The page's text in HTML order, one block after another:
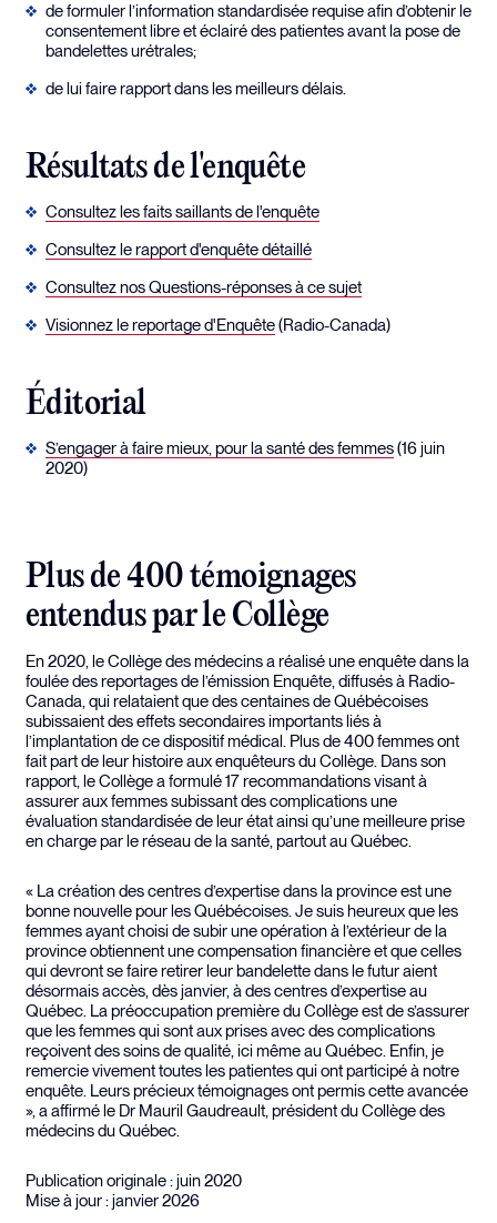
de formuler l’information standardisée requise afin d’obtenir le
consentement libre et éclairé des patientes avant la pose de
bandelettes urétrales;
de lui faire rapport dans les meilleurs délais.
Résultats de l'enquête
Consultez les faits saillants de l'enquête
Consultez le rapport d'enquête détaillé
Consultez nos Questions-réponses à ce sujet
Visionnez le reportage d'Enquête(Radio-Canada)
Éditorial
S’engager à faire mieux, pour la santé des femmes(16 juin
2020)
Plus de 400 témoignages
entendus par le Collège
En 2020, le Collège des médecins a réalisé une enquête dans la
foulée des reportages de l’émission Enquête, diffusés à Radio-
Canada, qui relataient que des centaines de Québécoises
subissaient des effets secondaires importants liés à
l’implantation de ce dispositif médical. Plus de 400 femmes ont
fait part de leur histoire aux enquêteurs du Collège. Dans son
rapport, le Collège a formulé 17 recommandations visant à
assurer aux femmes subissant des complications une
évaluation standardisée de leur état ainsi qu’une meilleure prise
en charge par le réseau de la santé, partout au Québec.
« La création des centres d’expertise dans la province est une
bonne nouvelle pour les Québécoises. Je suis heureux que les
femmes ayant choisi de subir une opération à l’extérieur de la
province obtiennent une compensation financière et que celles
qui devront se faire retirer leur bandelette dans le futur aient
désormais accès, dès janvier, à des centres d’expertise au
Québec. La préoccupation première du Collège est de s’assurer
que les femmes qui sont aux prises avec des complications
reçoivent des soins de qualité, ici même au Québec. Enfin, je
remercie vivement toutes les patientes qui ont participé à notre
enquête. Leurs précieux témoignages ont permis cette avancée
», a affirmé le Dr Mauril Gaudreault, président du Collège des
médecins du Québec.
Publication originale : juin 2020
Mise à jour : janvier 2026